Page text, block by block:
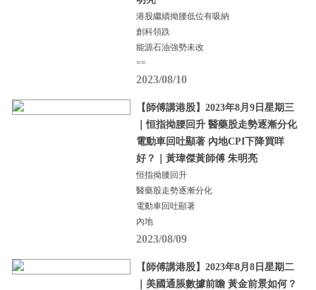
港股繼續拗腰低位有吸納
創科領跌
能源石油強勢未改
==
2023/08/10
【師傅講港股】2023年8月9日星期三
｜恒指拗腰回升 醫藥股走勢逐漸分化
電動車回吐顯著 內地CPI下降買咩
好？｜黃瑋傑黃師傅 朱明亮
恒指拗腰回升
醫藥股走勢逐漸分化
電動車回吐顯著
內地
2023/08/09
【師傅講港股】2023年8月8日星期二
｜美國通脹數據前瞻 黃金前景如何？